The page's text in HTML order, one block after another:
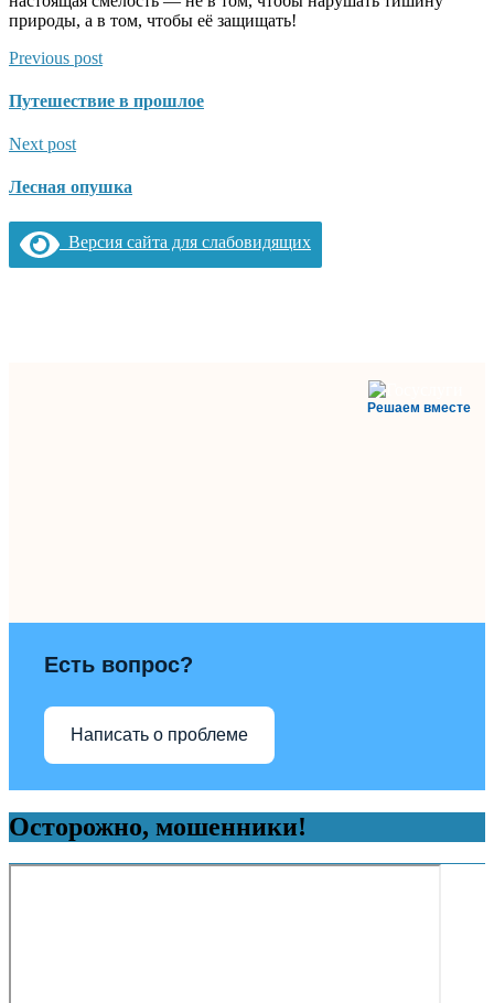
природы, а в том, чтобы её защищать!
Previous post
Путешествие в прошлое
Next post
Лесная опушка
Версия сайта для слабовидящих
Решаем вместе
Есть вопрос?
Написать о проблеме
Осторожно, мошенники!